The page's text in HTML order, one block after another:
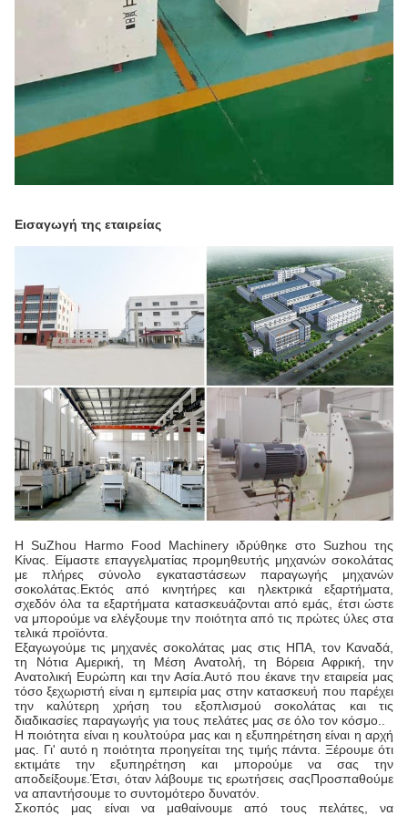
Εισαγωγή της εταιρείας
Η SuZhou Harmo Food Machinery ιδρύθηκε στο Suzhou της
Κίνας. Είμαστε επαγγελματίας προμηθευτής μηχανών σοκολάτας
με πλήρες σύνολο εγκαταστάσεων παραγωγής μηχανών
σοκολάτας.Εκτός από κινητήρες και ηλεκτρικά εξαρτήματα,
σχεδόν όλα τα εξαρτήματα κατασκευάζονται από εμάς, έτσι ώστε
να μπορούμε να ελέγξουμε την ποιότητα από τις πρώτες ύλες στα
τελικά προϊόντα.
Εξαγωγούμε τις μηχανές σοκολάτας μας στις ΗΠΑ, τον Καναδά,
τη Νότια Αμερική, τη Μέση Ανατολή, τη Βόρεια Αφρική, την
Ανατολική Ευρώπη και την Ασία.Αυτό που έκανε την εταιρεία μας
τόσο ξεχωριστή είναι η εμπειρία μας στην κατασκευή που παρέχει
την καλύτερη χρήση του εξοπλισμού σοκολάτας και τις
διαδικασίες παραγωγής για τους πελάτες μας σε όλο τον κόσμο..
Η ποιότητα είναι η κουλτούρα μας και η εξυπηρέτηση είναι η αρχή
μας. Γι' αυτό η ποιότητα προηγείται της τιμής πάντα. Ξέρουμε ότι
εκτιμάτε την εξυπηρέτηση και μπορούμε να σας την
αποδείξουμε.Έτσι, όταν λάβουμε τις ερωτήσεις σαςΠροσπαθούμε
να απαντήσουμε το συντομότερο δυνατόν.
Σκοπός μας είναι να μαθαίνουμε από τους πελάτες, να